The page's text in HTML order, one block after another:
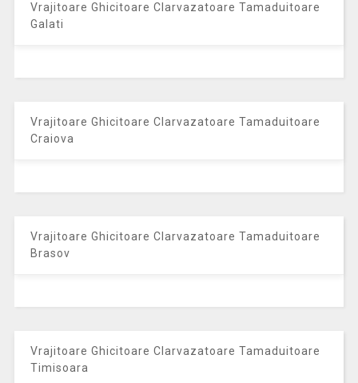
Vrajitoare Ghicitoare Clarvazatoare Tamaduitoare
Galati
Vrajitoare Ghicitoare Clarvazatoare Tamaduitoare
Craiova
Vrajitoare Ghicitoare Clarvazatoare Tamaduitoare
Brasov
Vrajitoare Ghicitoare Clarvazatoare Tamaduitoare
Timisoara